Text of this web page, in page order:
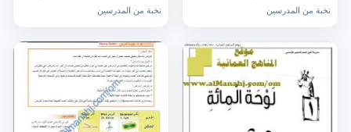
نخبة من المدرسين
نخبة من المدرسين